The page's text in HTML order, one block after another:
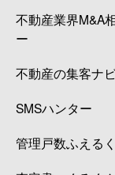
不動産業界M&A
ー
不動産の集客ナ
SMSハンター
管理戸数ふえる